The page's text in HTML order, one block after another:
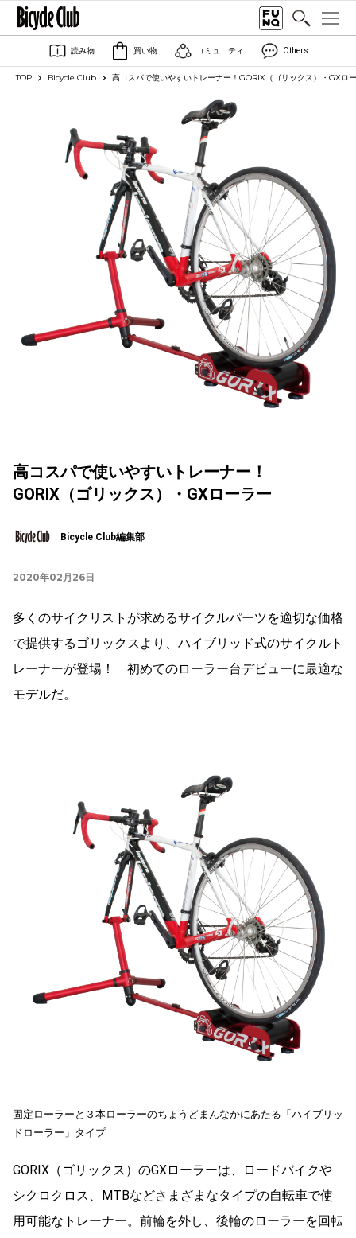
読み物 買い物 コミュニティ Others
TOP Bicycle Club 高コスパで使いやすいトレーナー！GORIX（ゴリックス）・GXロ
高コスパで使いやすいトレーナー！
GORIX（ゴリックス）・GXローラー
Bicycle Club編集部
2020年02月26日
多くのサイクリストが求めるサイクルパーツを適切な価格
で提供するゴリックスより、ハイブリッド式のサイクルト
レーナーが登場！ 初めてのローラー台デビューに最適な
モデルだ。
固定ローラーと３本ローラーのちょうどまんなかにあたる「ハイブリッ
ドローラー」タイプ
GORIX（ゴリックス）のGXローラーは、ロードバイクや
シクロクロス、MTBなどさまざまなタイプの自転車で使
用可能なトレーナー。前輪を外し、後輪のローラーを回転